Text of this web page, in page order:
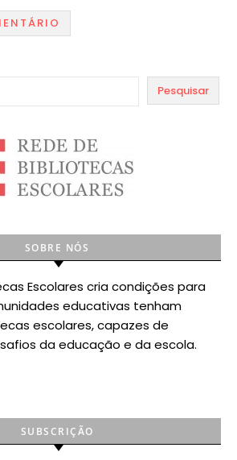
Pesquisar
SOBRE NÓS
Escolares cria condições para
educativas tenham
escolares, capazes de
da educação e da escola.
SUBSCRIÇÃO